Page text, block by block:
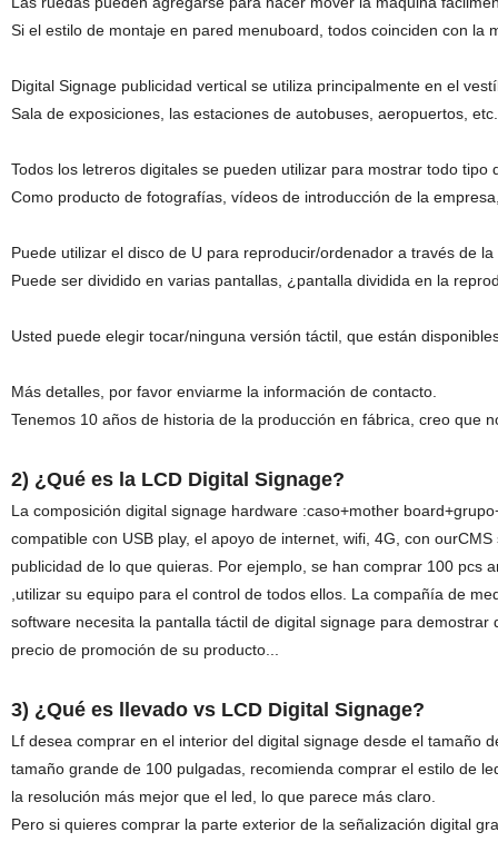
Si el estilo de montaje en pared menuboard, todos coinciden con la
Digital Signage publicidad vertical se utiliza principalmente en el
Sala de exposiciones, las estaciones de autobuses, aeropuertos, etc.
Todos los letreros digitales se pueden utilizar para mostrar todo
Como producto de fotografías, vídeos de introducción de la
Puede utilizar el disco de U para reproducir/ordenador a través de
Puede ser dividido en varias pantallas, ¿pantalla dividida en la
Usted puede elegir tocar/ninguna versión táctil, que están
Más detalles, por favor enviarme la información de contacto.
Tenemos 10 años de historia de la producción en fábrica, creo que
2) ¿Qué es la LCD Digital Signage?
La composición digital signage hardware :caso+mother
compatible con USB play, el apoyo de internet, wifi, 4G, con
publicidad de lo que quieras. Por ejemplo, se han comprar 100 pcs
,utilizar su equipo para el control de todos ellos. La compañía de
software necesita la pantalla táctil de digital signage para
precio de promoción de su producto...
3) ¿Qué es llevado vs LCD Digital Signage?
Lf desea comprar en el interior del digital signage desde el tamaño
tamaño grande de 100 pulgadas, recomienda comprar el estilo de
la resolución más mejor que el led, lo que parece más claro.
Pero si quieres comprar la parte exterior de la señalización digital